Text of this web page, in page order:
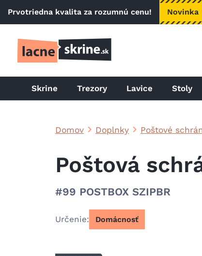
Prvotriedna kvalita za rozumnú cenu! Novinka
Skrine Trezory Lavice Stoly
Domov Doplnky Poštové
Poštová
#99 POSTBOX SZIPBR
Určenie Domácnosť